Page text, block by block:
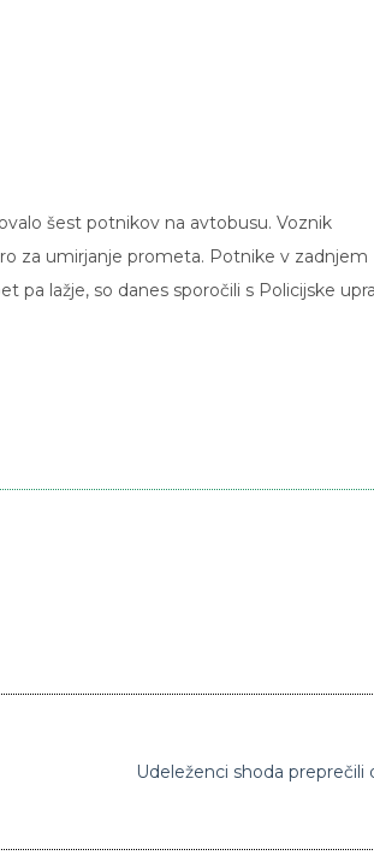
šest potnikov na avtobusu. Voznik
za umirjanje prometa. Potnike v zadnjem
pa lažje, so danes sporočili s Policijske
Udeleženci shoda